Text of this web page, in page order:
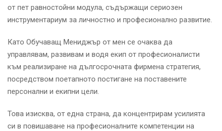
от пет равностойни модула, съдържащи сериозен
инструментариум за личностно и професионално развитие.
Като Обучаващ Мениджър от мен се очаква да
управлявам, развивам и водя екип от професионалисти
към реализиране на дългосрочната фирмена стратегия,
посредством поетапното постигане на поставените
персонални и екипни цели.
Това изисква, от една страна, да концентрирам усилията
си в повишаване на професионалните компетенции на